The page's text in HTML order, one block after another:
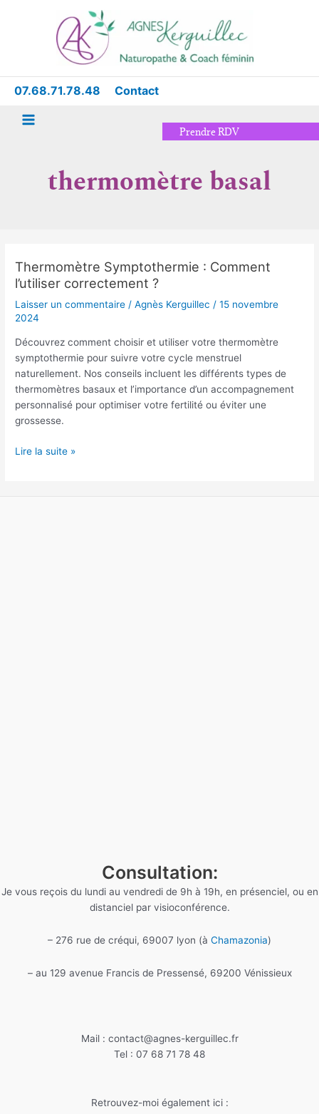
07.68.71.78.48 Contact
Menu
Prendre RDV
thermomètre basal
Thermomètre Symptothermie : Comment
l’utiliser correctement ?
Laisser un commentaire /Agnès Kerguillec /15 novembre
2024
Découvrez comment choisir et utiliser votre thermomètre
symptothermie pour suivre votre cycle menstruel
naturellement. Nos conseils incluent les différents types de
thermomètres basaux et l’importance d’un accompagnement
personnalisé pour optimiser votre fertilité ou éviter une
grossesse.
Thermomètre
Symptothermie
Comment
correctement
?
Lire la suite »
Consultation:
Je vous reçois du lundi au vendredi de 9h à 19h, en présenciel, ou en
distanciel par visioconférence.
– 276 rue de créqui, 69007 lyon (à Chamazonia)
– au 129 avenue Francis de Pressensé, 69200 Vénissieux
Mail : contact@agnes-kerguillec.fr
Tel : 07 68 71 78 48
Retrouvez-moi également ici :